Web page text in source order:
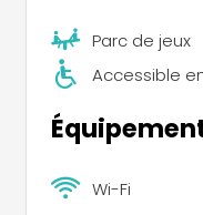
Parc de jeux
Accessible
Wi-Fi